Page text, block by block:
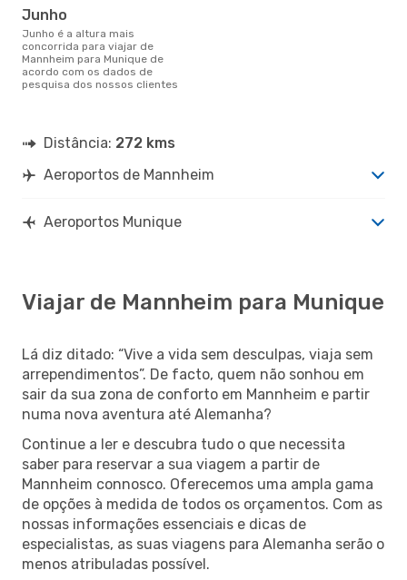
junho
junho é a altura mais
concorrida para viajar de
Mannheim para Munique de
acordo com os dados de
pesquisa dos nossos clientes
Distância: 272 kms
Aeroportos de Mannheim
Aeroportos Munique
Viajar de Mannheim para Munique
Lá diz ditado: “Vive a vida sem desculpas, viaja sem
arrependimentos”. De facto, quem não sonhou em
sair da sua zona de conforto em Mannheim e partir
numa nova aventura até Alemanha?
Continue a ler e descubra tudo o que necessita
saber para reservar a sua viagem a partir de
Mannheim connosco. Oferecemos uma ampla gama
de opções à medida de todos os orçamentos. Com as
nossas informações essenciais e dicas de
especialistas, as suas viagens para Alemanha serão o
menos atribuladas possível.